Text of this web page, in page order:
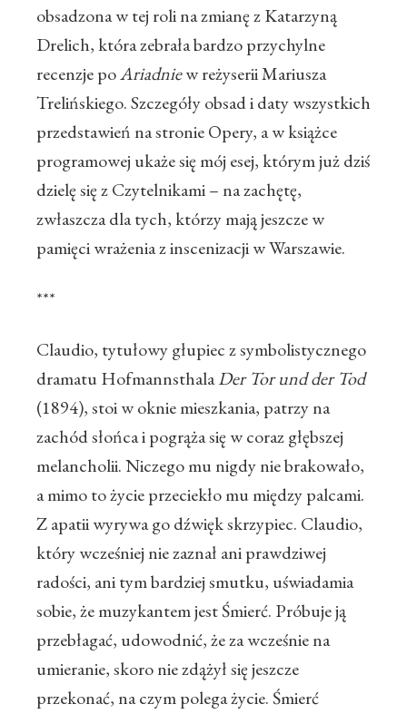
obsadzona w tej roli na zmianę z Katarzyną
Drelich, która zebrała bardzo przychylne
recenzje poAriadniew reżyserii Mariusza
Trelińskiego. Szczegóły obsad i daty wszystkich
przedstawień na stronie Opery, a w książce
programowej ukaże się mój esej, którym już dziś
dzielę się z Czytelnikami – na zachętę,
zwłaszcza dla tych, którzy mają jeszcze w
pamięci wrażenia z inscenizacji w Warszawie.
***
Claudio, tytułowy głupiec z symbolistycznego
dramatu HofmannsthalaDer Tor und der Tod
(1894), stoi w oknie mieszkania, patrzy na
zachód słońca i pogrąża się w coraz głębszej
melancholii. Niczego mu nigdy nie brakowało,
a mimo to życie przeciekło mu między palcami.
Z apatii wyrywa go dźwięk skrzypiec. Claudio,
który wcześniej nie zaznał ani prawdziwej
radości, ani tym bardziej smutku, uświadamia
sobie, że muzykantem jest Śmierć. Próbuje ją
przebłagać, udowodnić, że za wcześnie na
umieranie, skoro nie zdążył się jeszcze
przekonać, na czym polega życie. Śmierć